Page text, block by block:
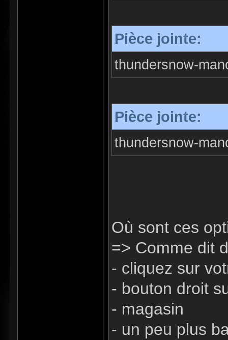
Pièce jointe:
thundersnow-
Pièce jointe:
thundersnow-
Où sont ces
=> Comme dit
- cliquez sur
- bouton droit
- magasin
- un peu plus